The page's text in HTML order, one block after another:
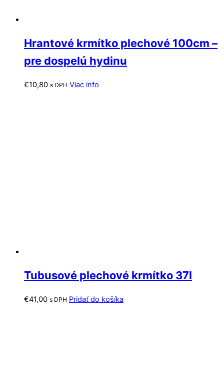
Hrantové krmítko plechové 100cm –
pre dospelú hydinu
€10,80 s DPH Viac info
Tubusové plechové krmítko 37l
€41,00 s DPH Pridať do košíka